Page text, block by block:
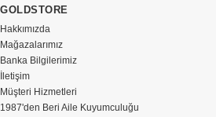
GOLDSTORE
Hakkımızda
Mağazalarımız
Banka Bilgilerimiz
İletişim
Müşteri Hizmetleri
1987'den Beri Aile Kuyumculuğu